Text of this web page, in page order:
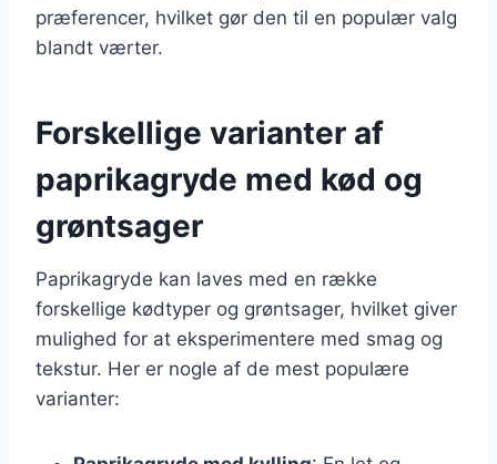
præferencer, hvilket gør den til en populær valg
blandt værter.
Forskellige varianter af
paprikagryde med kød og
grøntsager
Paprikagryde kan laves med en række
forskellige kødtyper og grøntsager, hvilket giver
mulighed for at eksperimentere med smag og
tekstur. Her er nogle af de mest populære
varianter: